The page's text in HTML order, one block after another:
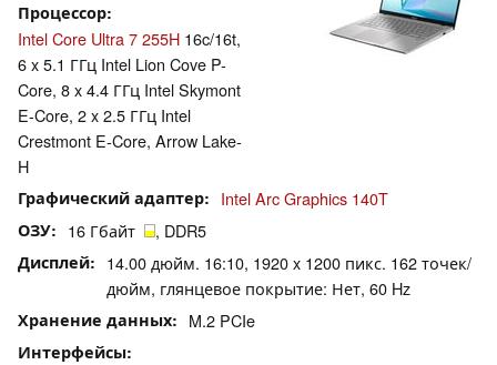
Процессор
Intel Core Ultra 7 255H 16c/16t,
6 x 5.1 ГГц Intel Lion Cove P-
Core, 8 x 4.4 ГГц Intel Skymont
E-Core, 2 x 2.5 ГГц Intel
Crestmont E-Core, Arrow Lake-
H
Графический адаптер Intel Arc Graphics 140T
ОЗУ 16 Гбайт , DDR5
Дисплей
14.00 дюйм. 16:10, 1920 x 1200 пикс. 162 точек/
дюйм, глянцевое покрытие: Нет, 60 Hz
Хранение данных M.2 PCIe
Интерфейсы